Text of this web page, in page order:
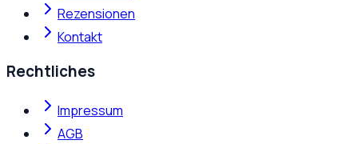
Rezensionen
Kontakt
Rechtliches
Impressum
AGB